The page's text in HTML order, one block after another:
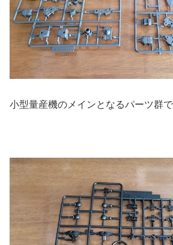
小型量産機のメインとなるパーツ群で